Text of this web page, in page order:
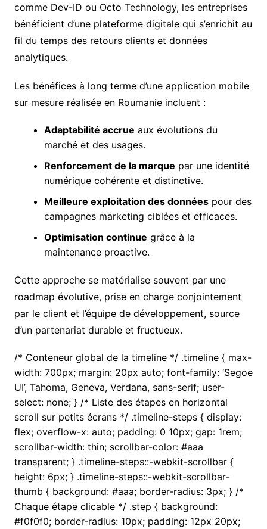
comme Dev-ID ou Octo Technology, les entreprises
bénéficient d’une plateforme digitale qui s’enrichit au
fil du temps des retours clients et données
analytiques.
Les bénéfices à long terme d’une application mobile
sur mesure réalisée en Roumanie incluent :
Adaptabilité accrue aux évolutions du
marché et des usages.
Renforcement de la marque par une identité
numérique cohérente et distinctive.
Meilleure exploitation des donnéespour des
campagnes marketing ciblées et efficaces.
Optimisation continue grâce à la
maintenance proactive.
Cette approche se matérialise souvent par une
roadmap évolutive, prise en charge conjointement
par le client et l’équipe de développement, source
d’un partenariat durable et fructueux.
/* Conteneur global de la timeline */ .timeline { max-
width: 700px; margin: 20px auto; font-family: ‘Segoe
UI’, Tahoma, Geneva, Verdana, sans-serif; user-
select: none; } /* Liste des étapes en horizontal
scroll sur petits écrans */ .timeline-steps { display:
flex; overflow-x: auto; padding: 0 10px; gap: 1rem;
scrollbar-width: thin; scrollbar-color: #aaa
transparent; } .timeline-steps::-webkit-scrollbar {
height: 6px; } .timeline-steps::-webkit-scrollbar-
thumb { background: #aaa; border-radius: 3px; } /*
Chaque étape clicable */ .step { background:
#f0f0f0; border-radius: 10px; padding: 12px 20px;